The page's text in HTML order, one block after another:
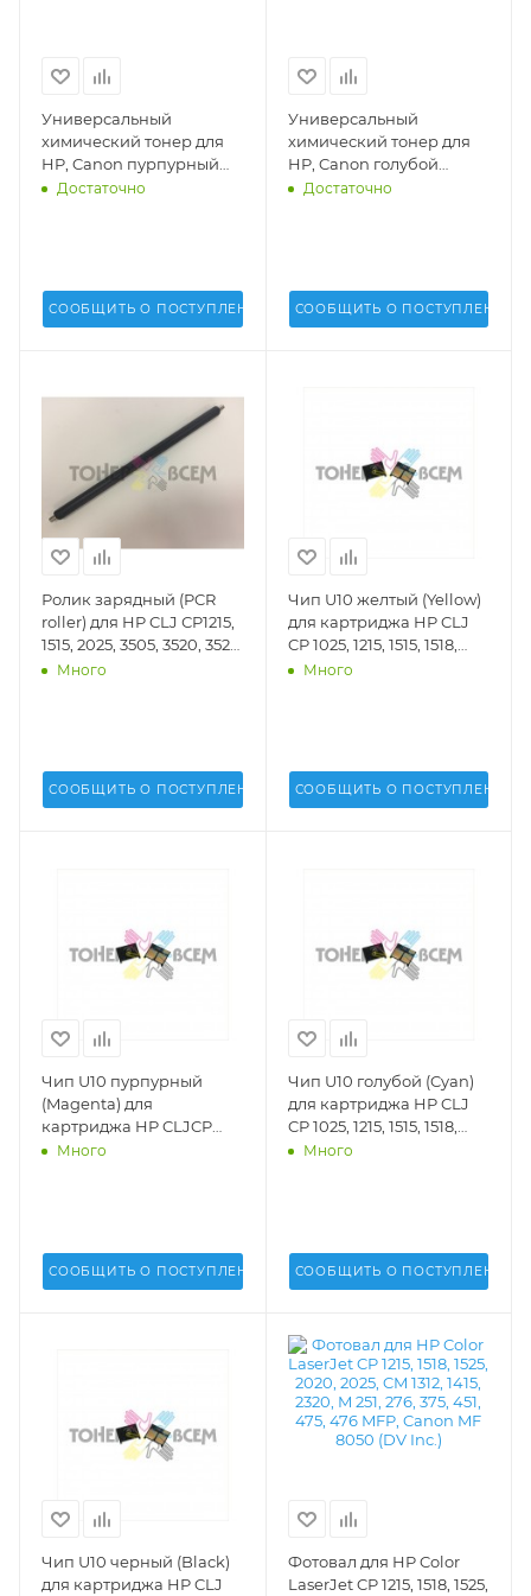
Универсальный
химический тонер для
HP, Canon пурпурный
(Magenta)(HP UNIV)(1 кг.)
Достаточно
СООБЩИТЬ О ПОСТУПЛЕНИИ
Универсальный
химический тонер для
HP, Canon голубой
(Cyan)(HP UNIV)(1 кг.)
Достаточно
СООБЩИТЬ О ПОСТУПЛЕНИИ
Ролик зарядный (PCR
roller) для HP CLJ СP1215,
1515, 2025, 3505, 3520, 3525,
3530, 3600, 3800, 4025,
Много
СООБЩИТЬ О ПОСТУПЛЕНИИ
Чип U10 желтый (Yellow)
для картриджа HP CLJ
CP 1025, 1215, 1515, 1518,
1525, 2020, 2025, 4025,
Много
СООБЩИТЬ О ПОСТУПЛЕНИИ
Чип U10 пурпурный
(Magenta) для
картриджа HP CLJCP
1025, 1215, 1515, 1518, 1525,
Много
СООБЩИТЬ О ПОСТУПЛЕНИИ
Чип U10 голубой (Cyan)
для картриджа HP CLJ
CP 1025, 1215, 1515, 1518,
1525, 2020, 2025, 4025,
Много
СООБЩИТЬ О ПОСТУПЛЕНИИ
Чип U10 черный (Black)
для картриджа HP CLJ
Фотовал для HP Color
LaserJet CP 1215, 1518, 1525,